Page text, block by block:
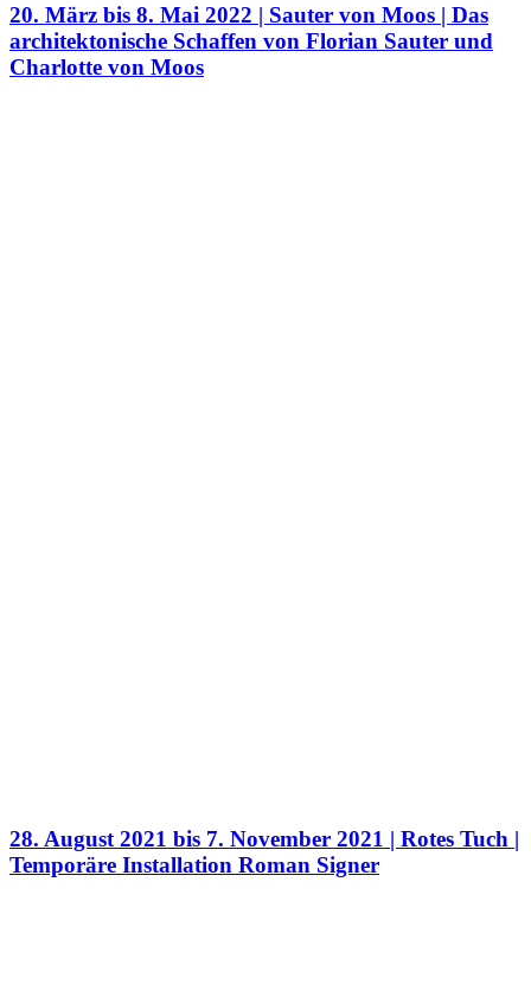
20. März bis 8. Mai 2022 | Sauter von Moos | Das
architektonische Schaffen von Florian Sauter und
Charlotte von Moos
28. August 2021 bis 7. November 2021 | Rotes Tuch |
Temporäre Installation Roman Signer